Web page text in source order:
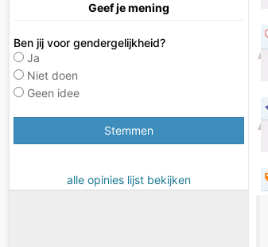
Geef je mening
Ben jij voor gendergelijkheid?
Ja
Niet doen
Geen idee
Stemmen
alle opinies lijst bekijken